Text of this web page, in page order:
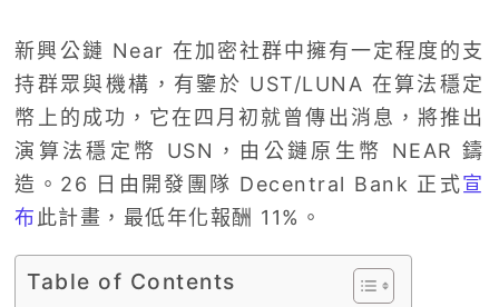
新興公鏈 Near 在加密社群中擁有一定程度的支
持群眾與機構，有鑒於 UST/LUNA 在算法穩定
幣上的成功，它在四月初就曾傳出消息，將推出
演算法穩定幣 USN，由公鏈原生幣 NEAR 鑄
造。26 日由開發團隊 Decentral Bank 正式宣
布此計畫，最低年化報酬 11%。
Table of Contents